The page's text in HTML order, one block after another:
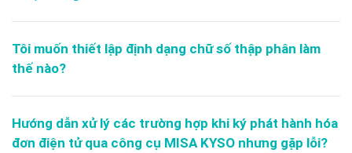
Tôi muốn thiết lập định dạng chữ số thập phân làm
thế nào?
Hướng dẫn xử lý các trường hợp khi ký phát hành hóa
đơn điện tử qua công cụ MISA KYSO nhưng gặp lỗi?